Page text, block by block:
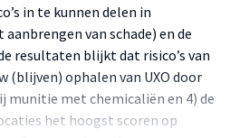
in te kunnen delen in
van schade) en de
resultaten blijkt dat risico’s van
(blijven) ophalen van UXO door
munitie met chemicaliën en 4) de
het hoogst scoren op